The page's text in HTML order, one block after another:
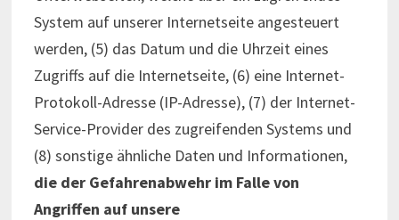
System auf unserer Internetseite angesteuert
werden, (5) das Datum und die Uhrzeit eines
Zugriffs auf die Internetseite, (6) eine Internet-
Protokoll-Adresse (IP-Adresse), (7) der Internet-
Service-Provider des zugreifenden Systems und
(8) sonstige ähnliche Daten und Informationen,
die der Gefahrenabwehr im Falle von
Angriffen auf unsere